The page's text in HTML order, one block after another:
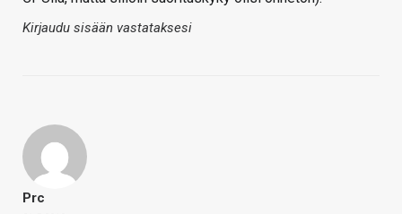
Kirjaudu sisään vastataksesi
Prc